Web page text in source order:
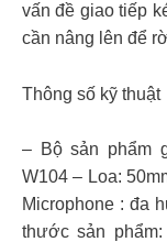
vấn đề giao tiếp
cần nâng lên để
Thông số kỹ thuật
– Bộ sản phẩm
W104 – Loa:
Microphone : đa
thước sản phẩm: